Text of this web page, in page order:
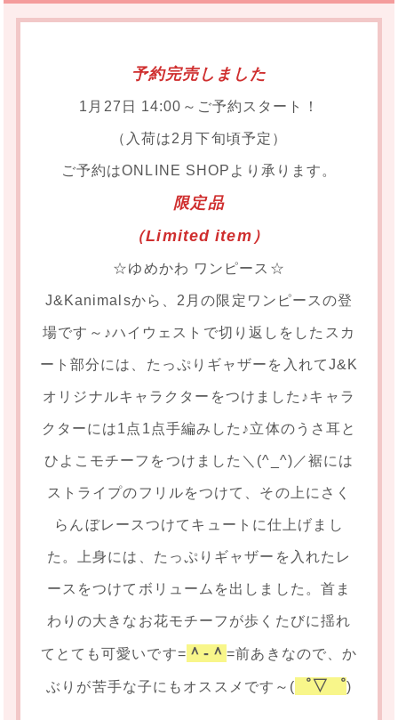
予約完売しました
1月27日 14:00～ご予約スタート！
（入荷は2月下旬頃予定）
ご予約はONLINE SHOPより承ります。
限定品
（Limited item）
☆ゆめかわ ワンピース☆
J&Kanimalsから、2月の限定ワンピースの登
場です～♪ハイウェストで切り返しをしたスカ
ート部分には、たっぷりギャザーを入れてJ&K
オリジナルキャラクターをつけました♪キャラ
クターには1点1点手編みした♪立体のうさ耳と
ひよこモチーフをつけました＼(^_^)／裾には
ストライプのフリルをつけて、その上にさく
らんぼレースつけてキュートに仕上げまし
た。上身には、たっぷりギャザーを入れたレ
ースをつけてボリュームを出しました。首ま
わりの大きなお花モチーフが歩くたびに揺れ
てとても可愛いです= ＾-＾=前あきなので、か
ぶりが苦手な子にもオススメです～( ゜▽゜)